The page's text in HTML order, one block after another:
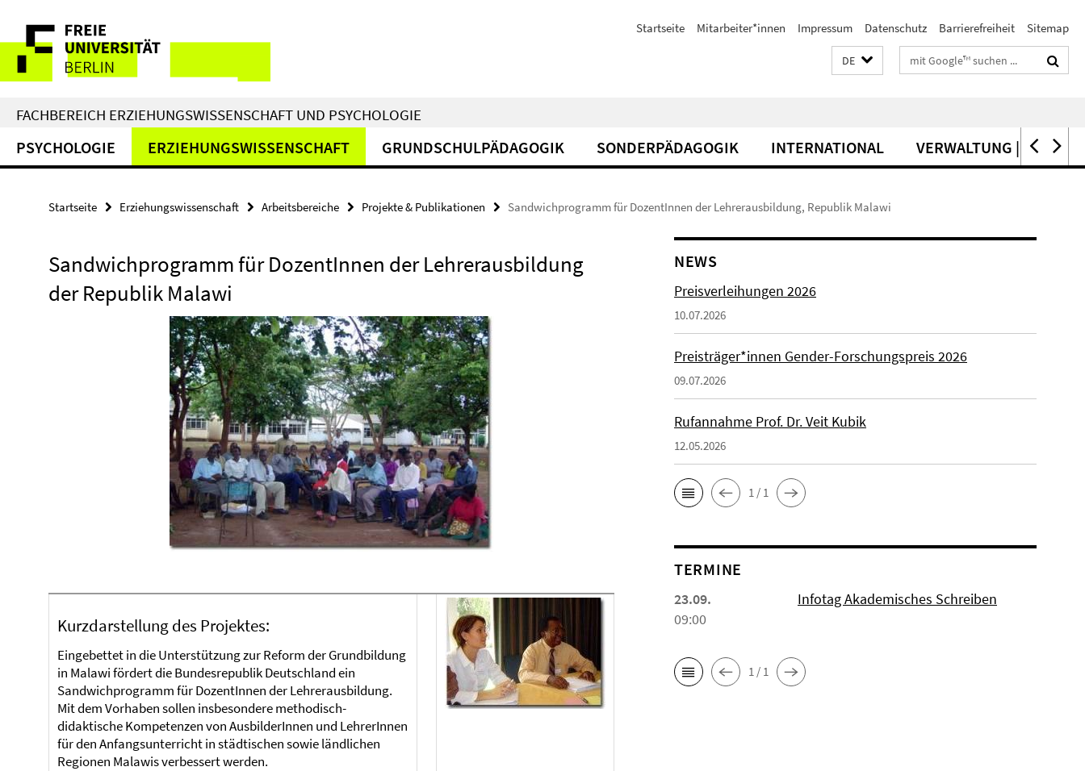
direkt
Inhalt
Service-
Navigation
Startseite Mitarbeiter*innen Impressum Datenschutz Barrierefreiheit Sitemap
DE Suchbegriffe
FACHBEREICH ERZIEHUNGSWISSENSCHAFT UND PSYCHOLOGIE
PSYCHOLOGIE ERZIEHUNGSWISSENSCHAFT GRUNDSCHULPÄDAGOGIK SONDERPÄDAGOGIK INTERNATIONAL VERWALTUNG | SERVICE
Startseite Erziehungswissenschaft Arbeitsbereiche Projekte & Publikationen Sandwichprogramm für DozentInnen der Lehrerausbildung, Republik Malawi
Sandwichprogramm für DozentInnen der Lehrerausbildung
der Republik Malawi
Kurzdarstellung des Projektes:
Eingebettet in die Unterstützung zur Reform der Grundbildung
in Malawi fördert die Bundesrepublik Deutschland ein
Sandwichprogramm für DozentInnen der Lehrerausbildung.
Mit dem Vorhaben sollen insbesondere methodisch-
didaktische Kompetenzen von AusbilderInnen und LehrerInnen
für den Anfangsunterricht in städtischen sowie ländlichen
Regionen Malawis verbessert werden.
NEWS
Preisverleihungen 2026
10.07.2026
Preisträger*innen Gender-Forschungspreis 2026
09.07.2026
Rufannahme Prof. Dr. Veit Kubik
12.05.2026
1 / 1
TERMINE
23.09.
09:00
Infotag Akademisches Schreiben
1 / 1